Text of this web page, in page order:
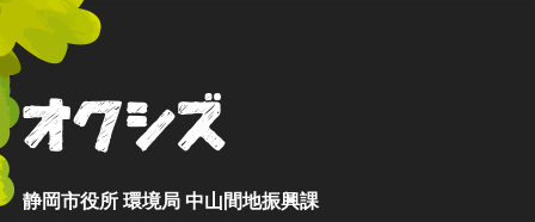
静岡市役所 環境局 中山間地振興課